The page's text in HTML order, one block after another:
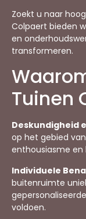
Zoekt u naar
Colpaert bieden
en
transformeren.
Tuinen
Deskundigheid
op het gebied
enthousiasme en
Individuele
buitenruimte
voldoen.